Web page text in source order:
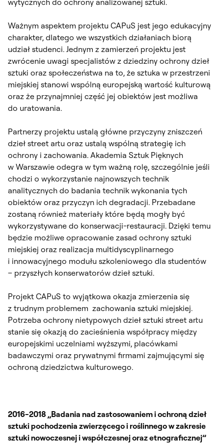
Ważnym aspektem projektu CAPuS jest jego edukacyjny
charakter, dlatego we wszystkich działaniach biorą
udział studenci. Jednym z zamierzeń projektu jest
zwrócenie uwagi specjalistów z dziedziny ochrony dzieł
sztuki oraz społeczeństwa na to, że sztuka w przestrzeni
miejskiej stanowi wspólną europejską wartość kulturową
oraz że przynajmniej część jej obiektów jest możliwa
do uratowania.
Partnerzy projektu ustalą główne przyczyny zniszczeń
dzieł street artu oraz ustalą wspólną strategię ich
ochrony i zachowania. Akademia Sztuk Pięknych
w Warszawie odegra w tym ważną rolę, szczególnie jeśli
chodzi o wykorzystanie najnowszych technik
analitycznych do badania technik wykonania tych
obiektów oraz przyczyn ich degradacji. Przebadane
zostaną również materiały które będą mogły być
wykorzystywane do konserwacji-restauracji. Dzięki temu
będzie możliwe opracowanie zasad ochrony sztuki
miejskiej oraz realizacja multidyscyplinarnego
i innowacyjnego modułu szkoleniowego dla studentów
– przyszłych konserwatorów dzieł sztuki.
Projekt CAPuS to wyjątkowa okazja zmierzenia się
z trudnym problemem zachowania sztuki miejskiej.
Potrzeba ochrony nietypowych dzieł sztuki street artu
stanie się okazją do zacieśnienia współpracy między
europejskimi uczelniami wyższymi, placówkami
badawczymi oraz prywatnymi firmami zajmującymi się
ochroną dziedzictwa kulturowego.
2016-2018 „Badania nad zastosowaniem i ochroną dzieł
sztuki pochodzenia zwierzęcego i roślinnego w zakresie
sztuki nowoczesnej i współczesnej oraz etnograficznej”